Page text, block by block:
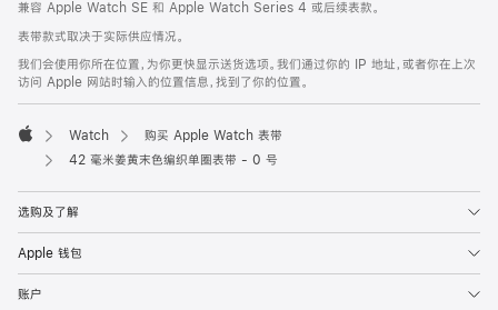
页
页
脚
注
兼容 Apple Watch SE 和 Apple Watch Series 4 或后续表款。
表带款式取决于实际供应情况。
我们会使用你所在位置，为你更快显示送货选项。我们通过你的 IP 地址，或者你在上次
访问 Apple 网站时输入的位置信息，找到了你的位置。
Apple
Watch
购买 Apple Watch 表带
42 毫米姜黄末色编织单圈表带 - 0 号
选购及了解
Apple 钱包
账户